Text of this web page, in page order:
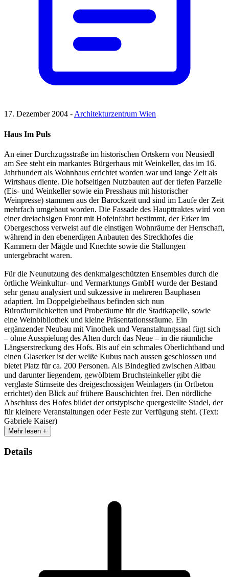
17. Dezember 2004 -Architekturzentrum Wien
Haus Im Puls
An einer Durchzugsstraße im historischen Ortskern von Neusiedl
am See steht ein markantes Bürgerhaus mit Weinkeller, das im 16.
Jahrhundert als Wohnhaus errichtet worden war und lange Zeit als
Wirtshaus diente. Die hofseitigen Nutzbauten auf der tiefen Parzelle
(Eis- und Weinkeller sowie ein Presshaus mit historischer
Weinpresse) stammen aus der Barockzeit und sind im Laufe der Zeit
mehrfach umgebaut worden. Die Fassade des Haupttraktes wird von
einer dreiachsigen Front mit Hofeinfahrt bestimmt, der Erker im
Obergeschoss verweist auf die einstigen Wohnräume der Herrschaft,
während in den ebenerdigen Anbauten des Streckhofes die
Kammern der Mägde und Knechte sowie die Stallungen
untergebracht waren.
Für die Neunutzung des denkmalgeschützten Ensembles durch die
örtliche Weinkultur- und Vermarktungs GmbH wurde der Bestand
sehr genau analysiert und sukzessive in mehreren Bauphasen
adaptiert. Im Doppelgiebelhaus befinden sich nun
Büroräumlichkeiten und Proberäume für die Stadtkapelle, sowie
eine Weinbibliothek und kleine Präsentationssräume. Ein
ergänzender Neubau mit Vinothek und Veranstaltungssaal fügt sich
– ohne Ausspielung des Alten durch das Neue – in die räumliche
Längserstreckung des Hofs. Bis auf ein schmales Oberlichtband und
einen Glaserker ist der weiße Kubus nach aussen geschlossen und
bietet Platz für ca. 200 Personen. Als Bindeglied zwischen Altbau
und darunter liegendem, gewölbtem Bruchsteinkeller gibt die
verglaste Stirnseite des dreigeschossigen Weinlagers (in Ortbeton
errichtet) den Blick auf frühere Bauschichten frei. Den nördliche
Abschluss des Hofes bildet der ortstypische quergestellte Stadel, der
für kleinere Veranstaltungen oder Feste zur Verfügung steht. (Text:
Gabriele Kaiser)
Mehr lesen +
Details